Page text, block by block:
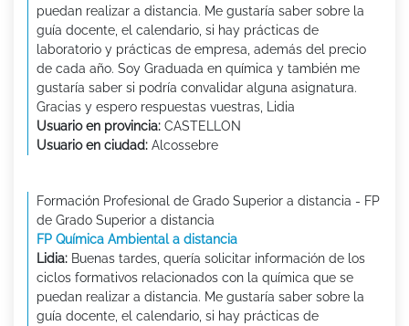
puedan realizar a distancia. Me gustaría saber sobre la
guía docente, el calendario, si hay prácticas de
laboratorio y prácticas de empresa, además del precio
de cada año. Soy Graduada en química y también me
gustaría saber si podría convalidar alguna asignatura.
Gracias y espero respuestas vuestras, Lidia
Usuario en provincia: CASTELLON
Usuario en ciudad: Alcossebre
Formación Profesional de Grado Superior a distancia - FP
de Grado Superior a distancia
FP Química Ambiental a distancia
Lidia: Buenas tardes, quería solicitar información de los
ciclos formativos relacionados con la química que se
puedan realizar a distancia. Me gustaría saber sobre la
guía docente, el calendario, si hay prácticas de